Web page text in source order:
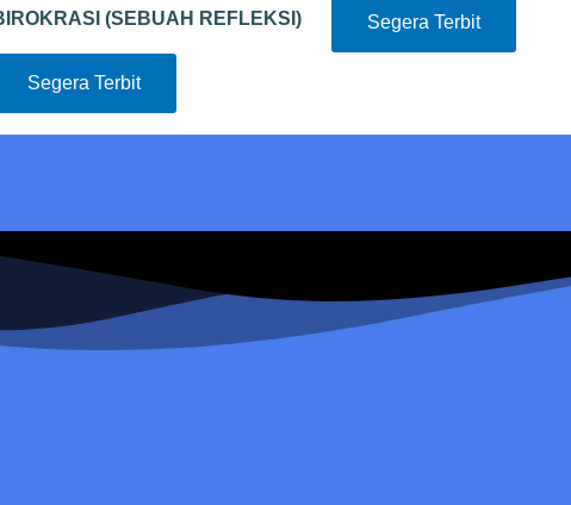
(SEBUAH REFLEKSI)
Segera Terbit
Segera Terbit